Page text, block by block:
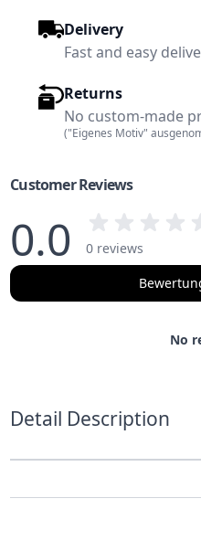
Delivery
Fast and easy
Returns
No custom-made
("Eigenes Motiv"
Customer Reviews
0.0
0 reviews
No
Detail Description